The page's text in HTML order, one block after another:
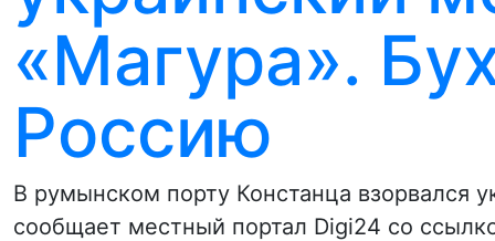
«Магура».
Россию
В румынском порту Констанца взорвался
сообщает местный портал Digi24 со